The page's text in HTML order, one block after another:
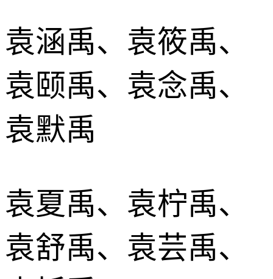
袁涵禹、袁筱禹、
袁颐禹、袁念禹、
袁默禹
袁夏禹、袁柠禹、
袁舒禹、袁芸禹、